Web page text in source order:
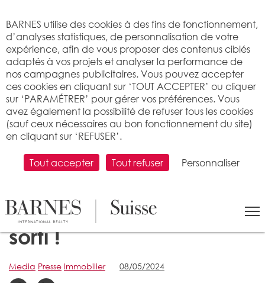
Printemps-Été 2024 est
sorti !
Media Presse Immobilier 08/05/2024
BARNES utilise des cookies à des fins de fonctionnement,
d’analyses statistiques, de personnalisation de votre
expérience, afin de vous proposer des contenus ciblés
adaptés à vos projets et analyser la performance de
nos campagnes publicitaires. Vous pouvez accepter
ces cookies en cliquant sur ‘TOUT ACCEPTER’ ou cliquer
sur ‘PARAMÉTRER’ pour gérer vos préférences. Vous
avez également la possibilité de refuser tous les cookies
(sauf ceux nécessaires au bon fonctionnement du site)
en cliquant sur ‘REFUSER’.
Tout accepter Tout refuser Personnaliser